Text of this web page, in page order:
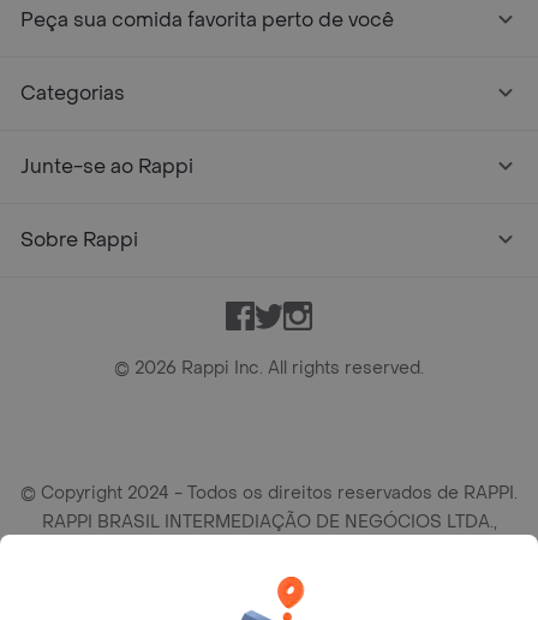
Peça sua comida favorita perto de você
Categorias
Junte-se ao Rappi
Sobre Rappi
Facebook
TwitterInstagram
© 2026 Rappi Inc. All rights reserved.
© Copyright 2024 - Todos os direitos reservados de RAPPI.
RAPPI BRASIL INTERMEDIAÇÃO DE NEGÓCIOS LTDA.,
conj. 91, Lado A, Cerqueira Cesar, São Paulo/SP CEP. 01414-
905, CNPJ/MF n° 26.900.161/0001-25.